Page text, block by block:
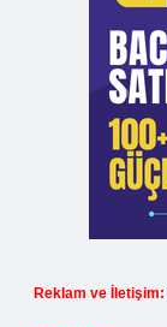
Reklam ve İletişim: